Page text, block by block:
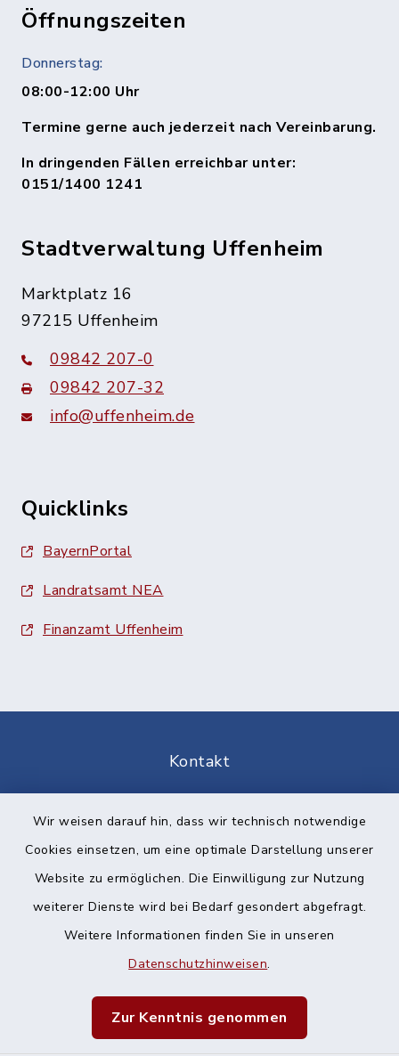
Wir weisen darauf hin, dass wir technisch notwendige
Cookies einsetzen, um eine optimale Darstellung unserer
Website zu ermöglichen. Die Einwilligung zur Nutzung
weiterer Dienste wird bei Bedarf gesondert abgefragt.
Weitere Informationen finden Sie in unseren
Datenschutzhinweisen.
Zur Kenntnis genommen
Öffnungszeiten
Donnerstag:
08:00-12:00 Uhr
Termine gerne auch jederzeit nach Vereinbarung.
In dringenden Fällen erreichbar unter:
0151/1400 1241
Stadtverwaltung Uffenheim
Marktplatz 16
97215 Uffenheim
09842 207-0
09842 207-32
info@uffenheim.de
Quicklinks
BayernPortal
Landratsamt NEA
Finanzamt Uffenheim
Kontakt
Datenschutz
Impressum
Sitemap
Cookie-Einstellungen